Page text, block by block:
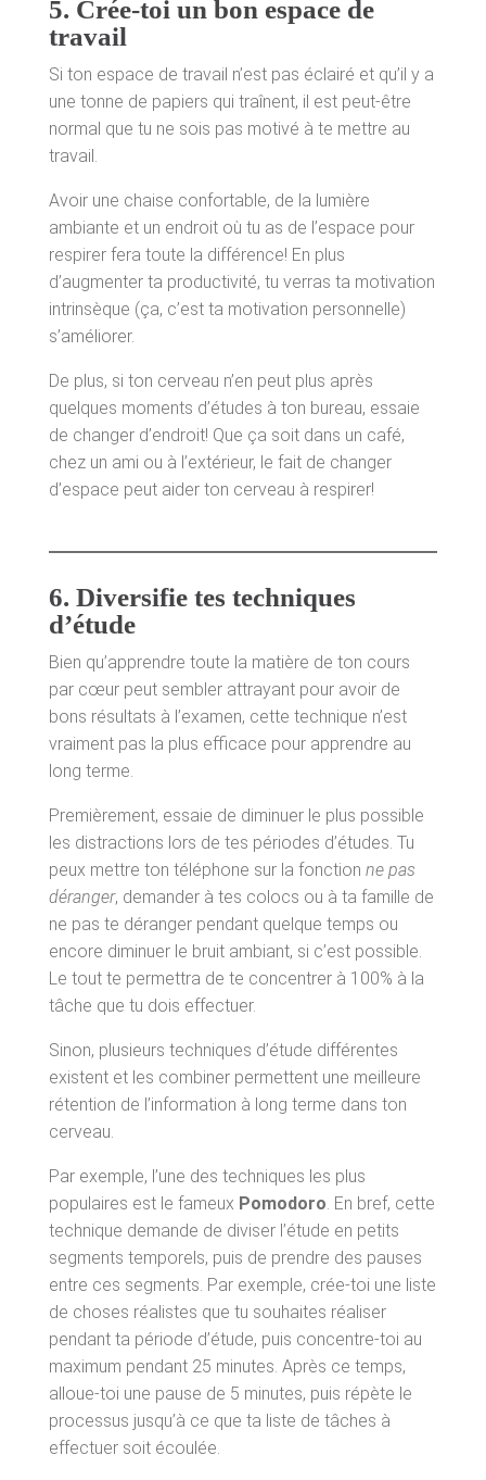
5. Crée-toi un bon espace de
travail
Si ton espace de travail n’est pas éclairé et qu’il y a
une tonne de papiers qui traînent, il est peut-être
normal que tu ne sois pas motivé à te mettre au
travail.
Avoir une chaise confortable, de la lumière
ambiante et un endroit où tu as de l’espace pour
respirer fera toute la différence! En plus
d’augmenter ta productivité, tu verras ta motivation
intrinsèque (ça, c’est ta motivation personnelle)
s’améliorer.
De plus, si ton cerveau n’en peut plus après
quelques moments d’études à ton bureau, essaie
de changer d’endroit! Que ça soit dans un café,
chez un ami ou à l’extérieur, le fait de changer
d’espace peut aider ton cerveau à respirer!
6. Diversifie tes techniques
d’étude
Bien qu’apprendre toute la matière de ton cours
par cœur peut sembler attrayant pour avoir de
bons résultats à l’examen, cette technique n’est
vraiment pas la plus efficace pour apprendre au
long terme.
Premièrement, essaie de diminuer le plus possible
les distractions lors de tes périodes d’études. Tu
peux mettre ton téléphone sur la fonction ne pas
déranger, demander à tes colocs ou à ta famille de
ne pas te déranger pendant quelque temps ou
encore diminuer le bruit ambiant, si c’est possible.
Le tout te permettra de te concentrer à 100% à la
tâche que tu dois effectuer.
Sinon, plusieurs techniques d’étude différentes
existent et les combiner permettent une meilleure
rétention de l’information à long terme dans ton
cerveau.
Par exemple, l’une des techniques les plus
populaires est le fameux Pomodoro . En bref, cette
technique demande de diviser l’étude en petits
segments temporels, puis de prendre des pauses
entre ces segments. Par exemple, crée-toi une liste
de choses réalistes que tu souhaites réaliser
pendant ta période d’étude, puis concentre-toi au
maximum pendant 25 minutes. Après ce temps,
alloue-toi une pause de 5 minutes, puis répète le
processus jusqu’à ce que ta liste de tâches à
effectuer soit écoulée.